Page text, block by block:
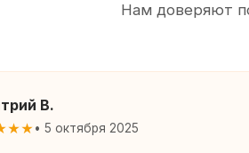
Нам доверяют
В.
• 5 октября 2025